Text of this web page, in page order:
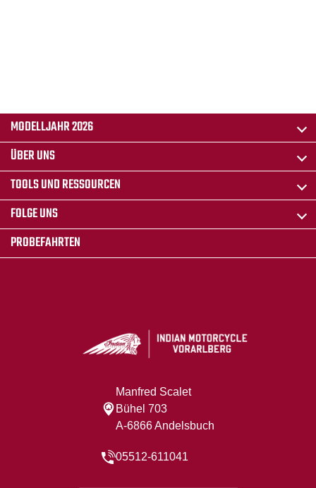
MODELLJAHR 2026
ÜBER UNS
TOOLS UND RESSOURCEN
FOLGE UNS
PROBEFAHRTEN
Manfred Scalet
Bühel 703
A-6866 Andelsbuch
05512-611041